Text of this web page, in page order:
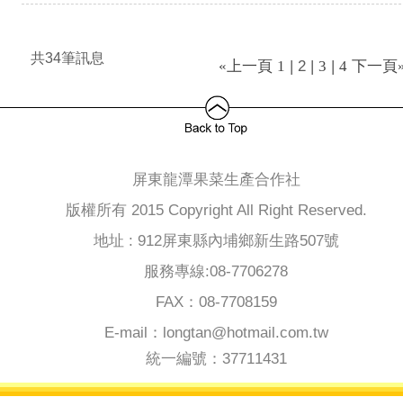
共34筆訊息 «上一頁 1 | 2 | 3 | 4 下一頁
屏東龍潭果菜生產合作社
版權所有 2015 Copyright All Right Reserved.
地址 : 912屏東縣內埔鄉新生路507號
服務專線:08-7706278
FAX：08-7708159
E-mail：longtan@hotmail.com.tw
統一編號：37711431